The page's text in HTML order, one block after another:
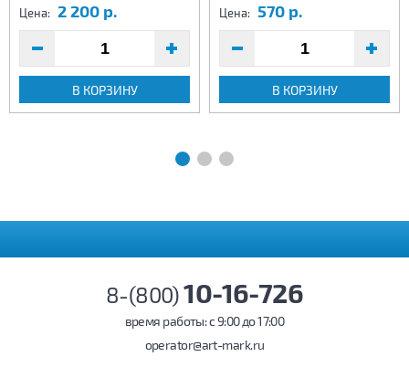
Цена: 2 200 р.
В КОРЗИНУ
Цена: 570 р.
В КОРЗИНУ
8-(800)10-16-726
время работы: c 9:00 до 17:00
operator@art-mark.ru